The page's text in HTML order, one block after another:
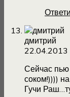
дмитрий
22.04.2013
Сейчас пью
соком!))))
Гучи